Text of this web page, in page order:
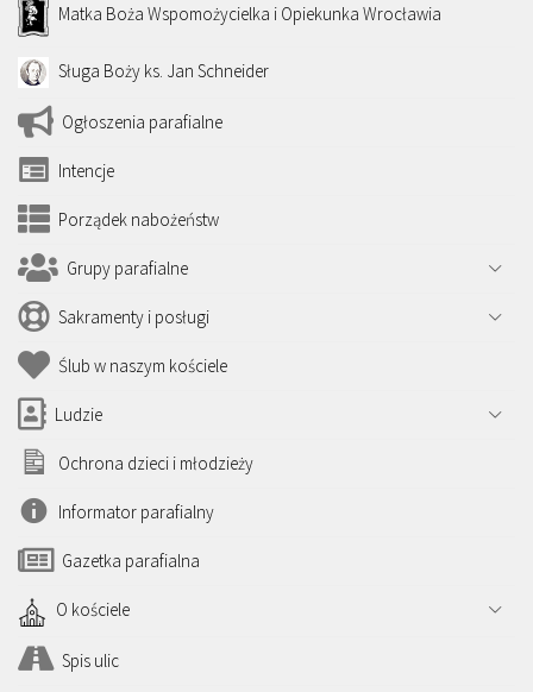
Matka Boża Wspomożycielka i Opiekunka Wrocławia
Sługa Boży ks. Jan Schneider
Ogłoszenia parafialne
Intencje
Porządek nabożeństw
Grupy parafialne
Sakramenty i posługi
Ślub w naszym kościele
Ludzie
Ochrona dzieci i młodzieży
Informator parafialny
Gazetka parafialna
O kościele
Spis ulic